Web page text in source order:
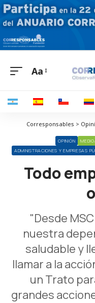
Aa
Corresponsables >
OPINIÓN
ADMINISTRACIONES Y EMPRESAS
Todo
"Desde
nuestra
saludable y
llamar a la
un Trato
grandes